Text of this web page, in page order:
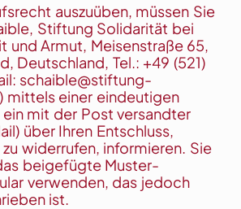
auszuüben, müssen Sie
Stiftung Solidarität bei
und Armut, Meisenstraße 65,
Deutschland, Tel.: +49 (521)
schaible@stiftung-
mittels einer eindeutigen
ein mit der Post versandter
über Ihren Entschluss,
widerrufen, informieren. Sie
beigefügte Muster-
verwenden, das jedoch
ist.